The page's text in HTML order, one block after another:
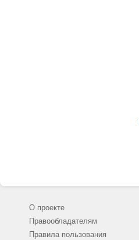
О проекте
Правообладателям
Правила пользования